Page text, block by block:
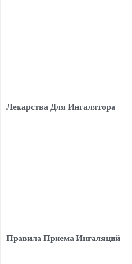
Лекарства Для Ингалятора
Правила Приема Ингаляций